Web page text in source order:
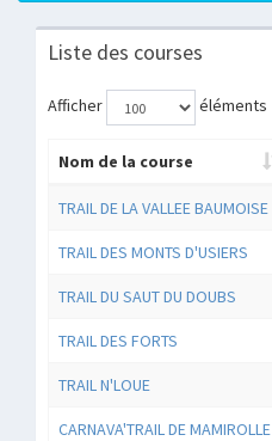
Liste des courses
Afficher éléments
Nom de la course
TRAIL DE LA VALLEE BAUMOISE
TRAIL DES MONTS D'USIERS
TRAIL DU SAUT DU DOUBS
TRAIL DES FORTS
TRAIL N'LOUE
CARNAVA'TRAIL DE MAMIROLLE